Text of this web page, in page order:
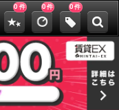
0 件 0件 0件